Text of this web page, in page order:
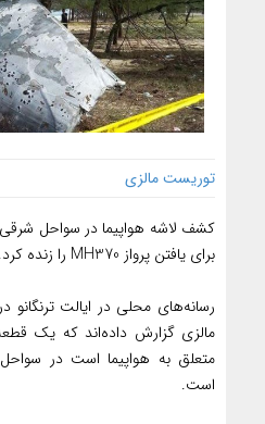
توریست مالزی
کشف لاشه هواپیما در سواحل شرقی
برای یافتن پرواز MH370 را زنده کرد.
رسانه‌های محلی در ایالت
مالزی گزارش داده‌اند که یک
متعلق به هواپیما است در سواحل
است.